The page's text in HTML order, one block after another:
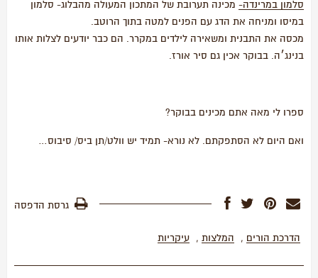
סלמון במרינדה- מכינה תערובת של המתכון המעולה מהבלוג- סלמון
במיסו ומניחה את הדג עם הפנים למטה בתוך הרוטב.
מכסה את התבנית ומשאירה לילדים במקרר. הם כבר יודעים לצלות אותו
בנינג׳ה. בבוקר אכין גם סיר אורז.
ספרו לי מאה אתם מכינים בבוקר?
ואם היום לא הסתפקתם. לא נורא- תמיד יש וולט/תן ביס/ סיבוס…
גרסת הדפסה
הדרכת הורים , המלצות , עיקריות